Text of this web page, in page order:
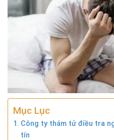
Mục Lục
Công ty thám tử điều tra
tín